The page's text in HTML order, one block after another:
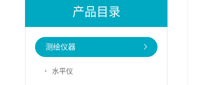
产品目录
测绘仪器
水平仪